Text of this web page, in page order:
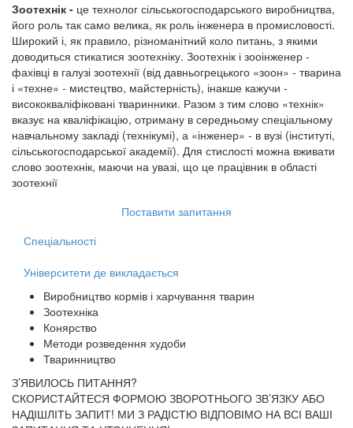
Зоотехнік - це технолог сільськогосподарського виробництва,
його роль так само велика, як роль інженера в промисловості.
Широкий і, як правило, різноманітний коло питань, з якими
доводиться стикатися зоотехніку. Зоотехнік і зооінженер -
фахівці в галузі зоотехнії (від давньогрецького «зоон» - тварина
і «техне» - мистецтво, майстерність), інакше кажучи -
висококваліфіковані тваринники. Разом з тим слово «технік»
вказує на кваліфікацію, отриману в середньому спеціальному
навчальному закладі (технікумі), а «інженер» - в вузі (інституті,
сільськогосподарської академії). Для стислості можна вживати
слово зоотехнік, маючи на увазі, що це працівник в області
зоотехнії
Поставити запитання
Спеціальності
Університети де викладається
Виробництво кормів і харчування тварин
Зоотехніка
Конярство
Методи розведення худоби
Тваринництво
З’ЯВИЛОСЬ ПИТАННЯ?
СКОРИСТАЙТЕСЯ ФОРМОЮ ЗВОРОТНЬОГО ЗВ’ЯЗКУ АБО
НАДІШЛІТЬ ЗАПИТ! МИ З РАДІСТЮ ВІДПОВІМО НА ВСІ ВАШІ